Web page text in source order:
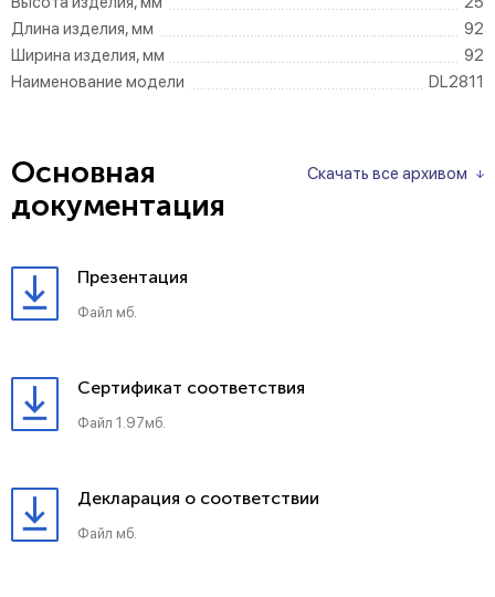
Длина изделия, мм
92
Ширина изделия, мм
92
Наименование модели
DL2811
Скачать все архивом
Основная
документация
Презентация
Файл мб.
Сертификат соответствия
Файл 1.97мб.
Декларация о соответствии
Файл мб.